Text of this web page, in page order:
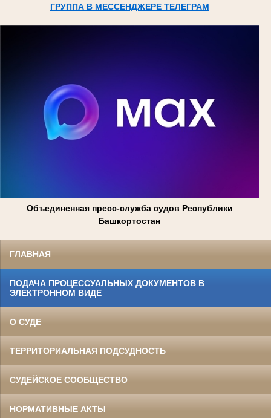
ГРУППА В МЕССЕНДЖЕРЕ ТЕЛЕГРАМ
Объединенная пресс-служба судов Республики
Башкортостан
ГЛАВНАЯ
ПОДАЧА ПРОЦЕССУАЛЬНЫХ ДОКУМЕНТОВ В
ЭЛЕКТРОННОМ ВИДЕ
О СУДЕ
ТЕРРИТОРИАЛЬНАЯ ПОДСУДНОСТЬ
СУДЕЙСКОЕ СООБЩЕСТВО
НОРМАТИВНЫЕ АКТЫ